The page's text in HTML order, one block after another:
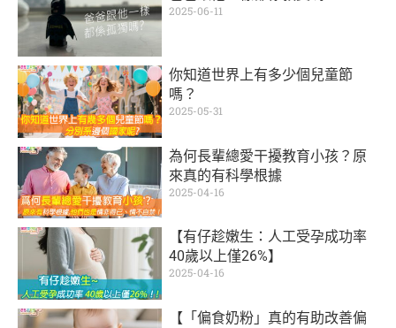
2025-06-11
你知道世界上有多少個兒童節
嗎？
2025-05-31
為何長輩總愛干擾教育小孩？原
來真的有科學根據
2025-04-16
【有仔趁嫩生：人工受孕成功率
40歲以上僅26%】
2025-04-16
【「偏食奶粉」真的有助改善偏